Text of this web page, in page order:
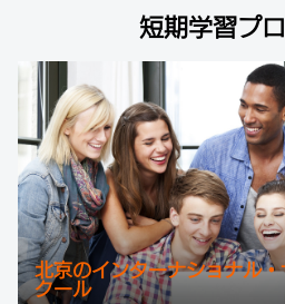
短期学習プ
北京のインターナショナル
クール